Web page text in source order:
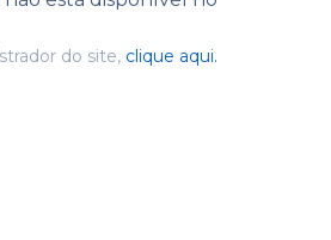
do site, clique aqui.